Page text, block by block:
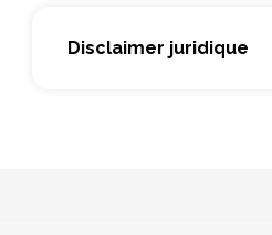
Disclaimer juridique